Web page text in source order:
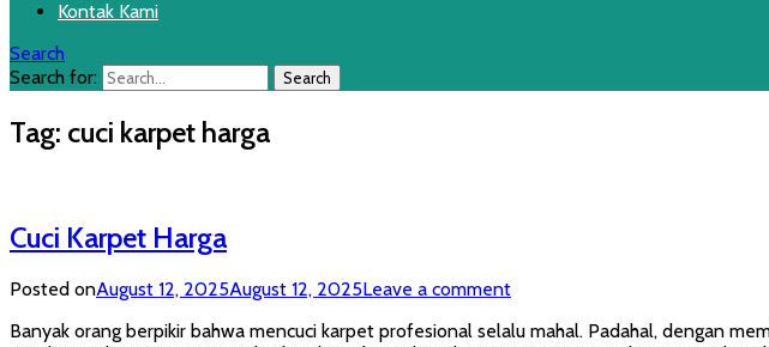
Kontak Kami
Search
Search for:
Tag: cuci karpet harga
Cuci Karpet Harga
Posted onAugust 12, 2025August 12, 2025Leave a comment
Banyak orang berpikir bahwa mencuci karpet profesional selalu mahal. Padahal, dengan